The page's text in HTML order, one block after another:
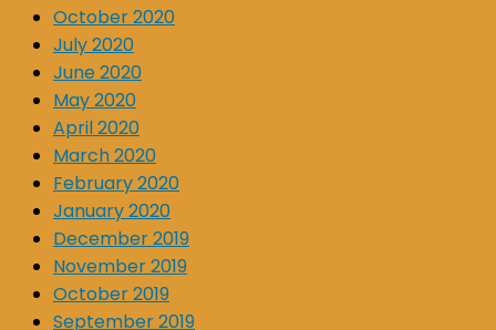
October 2020
July 2020
June 2020
May 2020
April 2020
March 2020
February 2020
January 2020
December 2019
November 2019
October 2019
September 2019